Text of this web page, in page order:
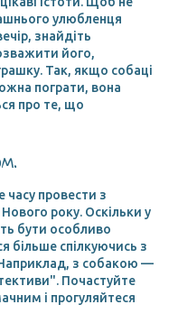
улюбленця
знайдіть
його,
Так, якщо собаці
пограти, вона
про те, що
часу провести з
року. Оскільки у
бути особливо
більше спілкуючись з
з собакою —
Почастуйте
і прогуляйтеся